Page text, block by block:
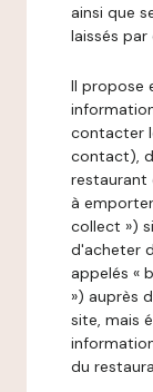
ainsi que
laissés
Il propose
contacter
contact),
restaurant
à
collect »)
d'acheter
appelés «
») auprès
site, mais
du